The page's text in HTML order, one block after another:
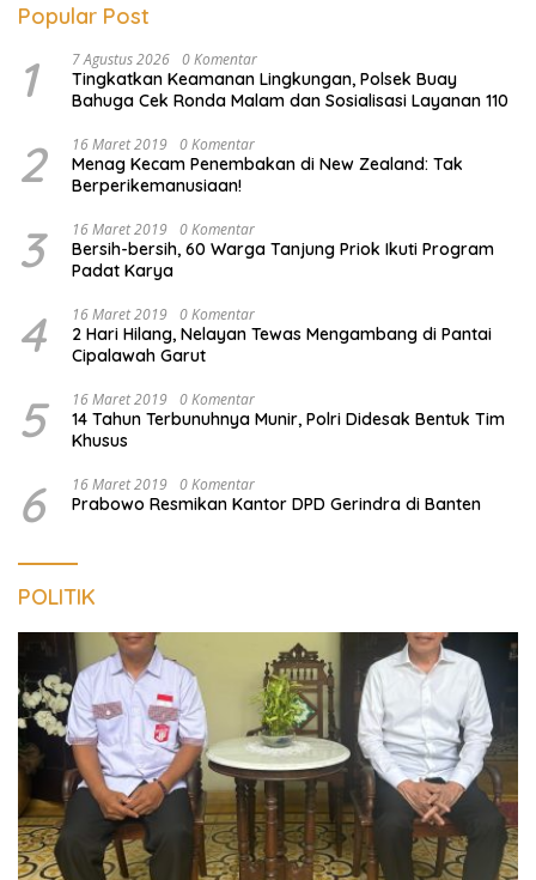
Popular Post
1 7 Agustus 2026 0 Komentar
Tingkatkan Keamanan Lingkungan, Polsek Buay
Bahuga Cek Ronda Malam dan Sosialisasi Layanan 110
2 16 Maret 2019 0 Komentar
Menag Kecam Penembakan di New Zealand: Tak
Berperikemanusiaan!
3 16 Maret 2019 0 Komentar
Bersih-bersih, 60 Warga Tanjung Priok Ikuti Program
Padat Karya
4 16 Maret 2019 0 Komentar
2 Hari Hilang, Nelayan Tewas Mengambang di Pantai
Cipalawah Garut
5 16 Maret 2019 0 Komentar
14 Tahun Terbunuhnya Munir, Polri Didesak Bentuk Tim
Khusus
6 16 Maret 2019 0 Komentar
Prabowo Resmikan Kantor DPD Gerindra di Banten
POLITIK